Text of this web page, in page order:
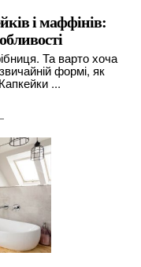
і маффінів:
Та варто хоча
формі, як
...